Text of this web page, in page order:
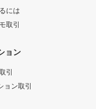
には
取引
ョン
引
ョン取引